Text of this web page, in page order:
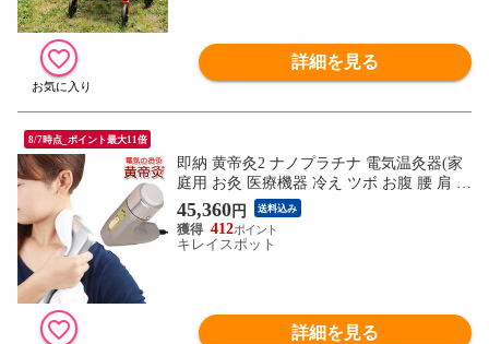
詳細を見る
8/7時点_ポイント最大11倍
即納 黄帝灸2 ナノプラチナ 電気温灸器(家
庭用 お灸 医療機器 冷え ツボ お腹 腰 肩 背
中 首 体 身体 リラックス 電気 灸 電気お灸
セット 大人 子供 夫婦 父 母 お父さん お母
さん 両親 簡単操作 操作 簡単 発熱 温熱 健
45,360円 送料込み
412
キレイスポット
詳細を見る